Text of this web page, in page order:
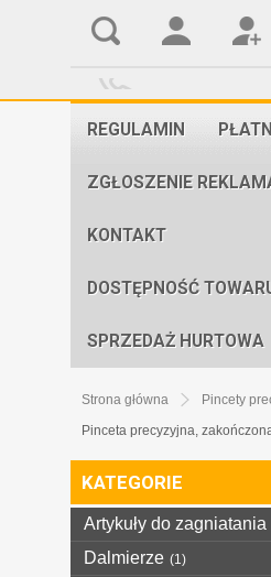
REGULAMIN
ZGŁOSZENIE
KONTAKT
DOSTĘPNOŚĆ
SPRZEDAŻ HURTOWA
Strona główna
Pincety
Pinceta precyzyjna,
KATEGORIE
Artykuły do zagniatania
Dalmierze (1)